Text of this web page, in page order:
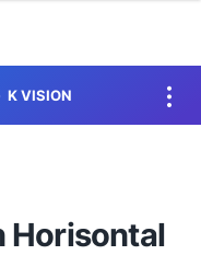
K VISION
Horisontal